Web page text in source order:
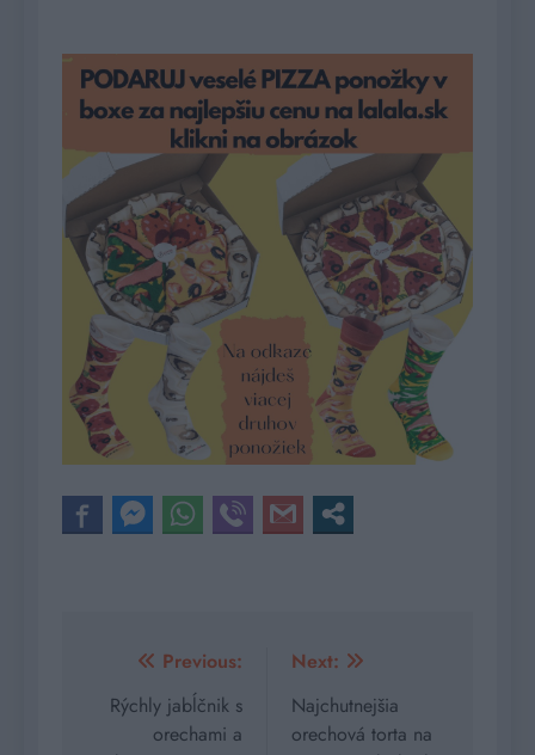
Navigácia
Previous:
Rýchly jabĺčnik s
orechami a
Next:
Najchutnejšia
orechová torta na